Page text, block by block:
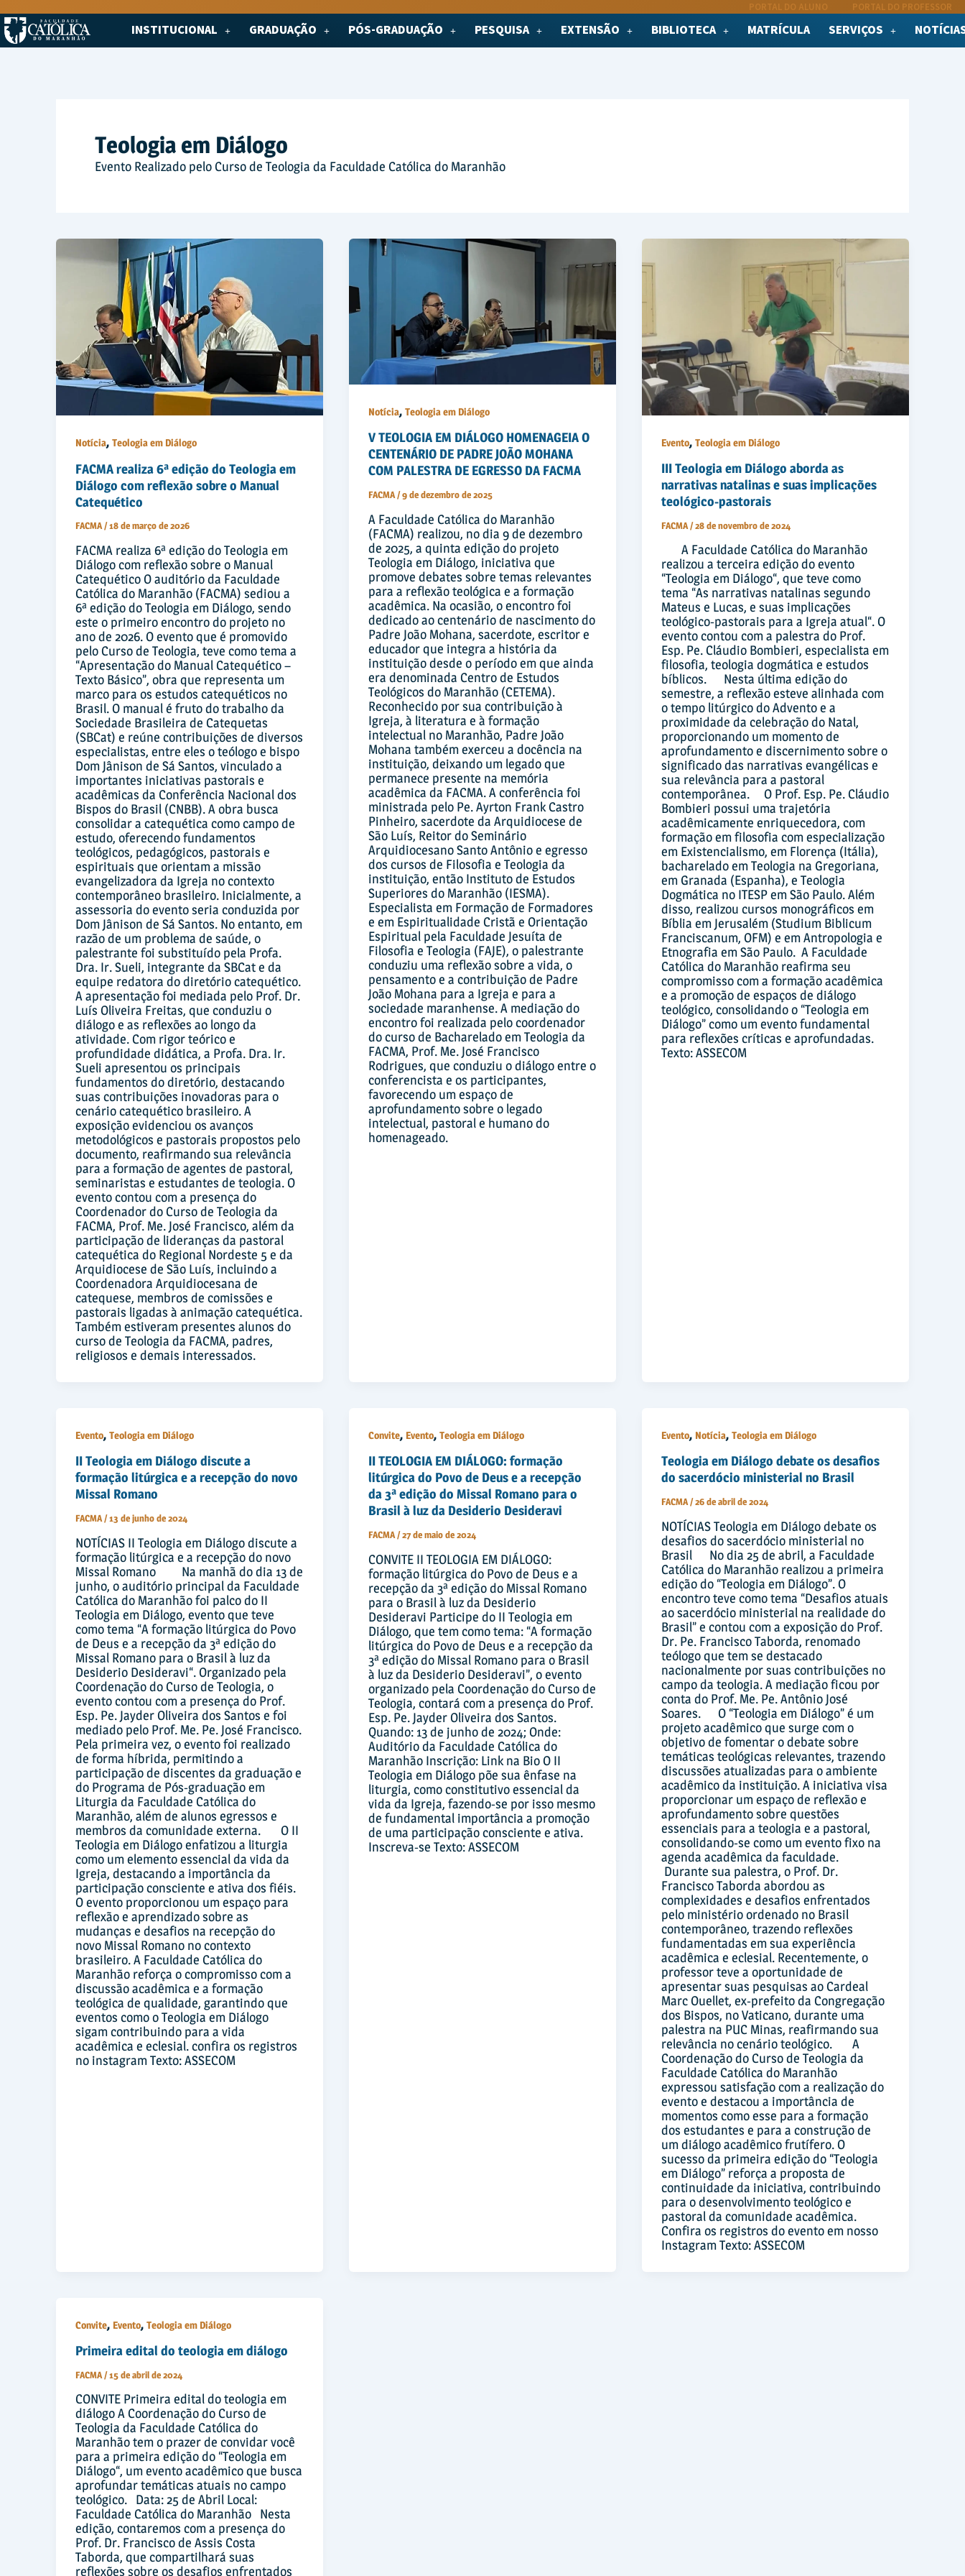
para
o
conteúdo
PORTAL DO ALUNO PORTAL DO PROFESSOR
INSTITUCIONAL GRADUAÇÃO PÓS-GRADUAÇÃO PESQUISA EXTENSÃO BIBLIOTECA MATRÍCULA SERVIÇOS
Teologia em Diálogo
Evento Realizado pelo Curso de Teologia da Faculdade Católica do Maranhão
Notícia, Teologia em Diálogo
FACMA realiza 6ª edição do Teologia em
Diálogo com reflexão sobre o Manual
Catequético
FACMA/18 de março de 2026
FACMA realiza 6ª edição do Teologia em
Diálogo com reflexão sobre o Manual
Catequético O auditório da Faculdade
Católica do Maranhão (FACMA) sediou a
6ª edição do Teologia em Diálogo, sendo
este o primeiro encontro do projeto no
ano de 2026. O evento que é promovido
pelo Curso de Teologia, teve como tema a
“Apresentação do Manual Catequético –
Texto Básico”, obra que representa um
marco para os estudos catequéticos no
Brasil. O manual é fruto do trabalho da
Sociedade Brasileira de Catequetas
(SBCat) e reúne contribuições de diversos
especialistas, entre eles o teólogo e bispo
Dom Jânison de Sá Santos, vinculado a
importantes iniciativas pastorais e
acadêmicas da Conferência Nacional dos
Bispos do Brasil (CNBB). A obra busca
consolidar a catequética como campo de
estudo, oferecendo fundamentos
teológicos, pedagógicos, pastorais e
espirituais que orientam a missão
evangelizadora da Igreja no contexto
contemporâneo brasileiro. Inicialmente, a
assessoria do evento seria conduzida por
Dom Jânison de Sá Santos. No entanto, em
razão de um problema de saúde, o
palestrante foi substituído pela Profa.
Dra. Ir. Sueli, integrante da SBCat e da
equipe redatora do diretório catequético.
A apresentação foi mediada pelo Prof. Dr.
Luís Oliveira Freitas, que conduziu o
diálogo e as reflexões ao longo da
atividade. Com rigor teórico e
profundidade didática, a Profa. Dra. Ir.
Sueli apresentou os principais
fundamentos do diretório, destacando
suas contribuições inovadoras para o
cenário catequético brasileiro. A
exposição evidenciou os avanços
metodológicos e pastorais propostos pelo
documento, reafirmando sua relevância
para a formação de agentes de pastoral,
seminaristas e estudantes de teologia. O
evento contou com a presença do
Coordenador do Curso de Teologia da
FACMA, Prof. Me. José Francisco, além da
participação de lideranças da pastoral
catequética do Regional Nordeste 5 e da
Arquidiocese de São Luís, incluindo a
Coordenadora Arquidiocesana de
catequese, membros de comissões e
pastorais ligadas à animação catequética.
Também estiveram presentes alunos do
curso de Teologia da FACMA, padres,
religiosos e demais interessados.
Notícia, Teologia em Diálogo
V TEOLOGIA EM DIÁLOGO HOMENAGEIA O
CENTENÁRIO DE PADRE JOÃO MOHANA
COM PALESTRA DE EGRESSO DA FACMA
FACMA/9 de dezembro de 2025
A Faculdade Católica do Maranhão
(FACMA) realizou, no dia 9 de dezembro
de 2025, a quinta edição do projeto
Teologia em Diálogo, iniciativa que
promove debates sobre temas relevantes
para a reflexão teológica e a formação
acadêmica. Na ocasião, o encontro foi
dedicado ao centenário de nascimento do
Padre João Mohana, sacerdote, escritor e
educador que integra a história da
instituição desde o período em que ainda
era denominada Centro de Estudos
Teológicos do Maranhão (CETEMA).
Reconhecido por sua contribuição à
Igreja, à literatura e à formação
intelectual no Maranhão, Padre João
Mohana também exerceu a docência na
instituição, deixando um legado que
permanece presente na memória
acadêmica da FACMA. A conferência foi
ministrada pelo Pe. Ayrton Frank Castro
Pinheiro, sacerdote da Arquidiocese de
São Luís, Reitor do Seminário
Arquidiocesano Santo Antônio e egresso
dos cursos de Filosofia e Teologia da
instituição, então Instituto de Estudos
Superiores do Maranhão (IESMA).
Especialista em Formação de Formadores
e em Espiritualidade Cristã e Orientação
Espiritual pela Faculdade Jesuíta de
Filosofia e Teologia (FAJE), o palestrante
conduziu uma reflexão sobre a vida, o
pensamento e a contribuição de Padre
João Mohana para a Igreja e para a
sociedade maranhense. A mediação do
encontro foi realizada pelo coordenador
do curso de Bacharelado em Teologia da
FACMA, Prof. Me. José Francisco
Rodrigues, que conduziu o diálogo entre o
conferencista e os participantes,
favorecendo um espaço de
aprofundamento sobre o legado
intelectual, pastoral e humano do
homenageado.
Evento, Teologia em Diálogo
III Teologia em Diálogo aborda as
narrativas natalinas e suas implicações
teológico-pastorais
FACMA/28 de novembro de 2024
A Faculdade Católica do Maranhão
realizou a terceira edição do evento
“Teologia em Diálogo“, que teve como
tema “As narrativas natalinas segundo
Mateus e Lucas, e suas implicações
teológico-pastorais para a Igreja atual“. O
evento contou com a palestra do Prof.
Esp. Pe. Cláudio Bombieri, especialista em
filosofia, teologia dogmática e estudos
bíblicos. Nesta última edição do
semestre, a reflexão esteve alinhada com
o tempo litúrgico do Advento e a
proximidade da celebração do Natal,
proporcionando um momento de
aprofundamento e discernimento sobre o
significado das narrativas evangélicas e
sua relevância para a pastoral
contemporânea. O Prof. Esp. Pe. Cláudio
Bombieri possui uma trajetória
acadêmicamente enriquecedora, com
formação em filosofia com especialização
em Existencialismo, em Florença (Itália),
bacharelado em Teologia na Gregoriana,
em Granada (Espanha), e Teologia
Dogmática no ITESP em São Paulo. Além
disso, realizou cursos monográficos em
Bíblia em Jerusalém (Studium Biblicum
Franciscanum, OFM) e em Antropologia e
Etnografia em São Paulo. A Faculdade
Católica do Maranhão reafirma seu
compromisso com a formação acadêmica
e a promoção de espaços de diálogo
teológico, consolidando o “Teologia em
Diálogo” como um evento fundamental
para reflexões críticas e aprofundadas.
Texto: ASSECOM
Evento, Teologia em Diálogo
II Teologia em Diálogo discute a
formação litúrgica e a recepção do novo
Missal Romano
FACMA/13 de junho de 2024
NOTÍCIAS II Teologia em Diálogo discute a
formação litúrgica e a recepção do novo
Missal Romano Na manhã do dia 13 de
junho, o auditório principal da Faculdade
Católica do Maranhão foi palco do II
Teologia em Diálogo, evento que teve
como tema “A formação litúrgica do Povo
de Deus e a recepção da 3ª edição do
Missal Romano para o Brasil à luz da
Desiderio Desideravi“. Organizado pela
Coordenação do Curso de Teologia, o
evento contou com a presença do Prof.
Esp. Pe. Jayder Oliveira dos Santos e foi
mediado pelo Prof. Me. Pe. José Francisco.
Pela primeira vez, o evento foi realizado
de forma híbrida, permitindo a
participação de discentes da graduação e
do Programa de Pós-graduação em
Liturgia da Faculdade Católica do
Maranhão, além de alunos egressos e
membros da comunidade externa. O II
Teologia em Diálogo enfatizou a liturgia
como um elemento essencial da vida da
Igreja, destacando a importância da
participação consciente e ativa dos fiéis.
O evento proporcionou um espaço para
reflexão e aprendizado sobre as
mudanças e desafios na recepção do
novo Missal Romano no contexto
brasileiro. A Faculdade Católica do
Maranhão reforça o compromisso com a
discussão acadêmica e a formação
teológica de qualidade, garantindo que
eventos como o Teologia em Diálogo
sigam contribuindo para a vida
acadêmica e eclesial. confira os registros
no instagram Texto: ASSECOM
Convite, Evento, Teologia em Diálogo
II TEOLOGIA EM DIÁLOGO: formação
litúrgica do Povo de Deus e a recepção
da 3ª edição do Missal Romano para o
Brasil à luz da Desiderio Desideravi
FACMA/27 de maio de 2024
CONVITE II TEOLOGIA EM DIÁLOGO:
formação litúrgica do Povo de Deus e a
recepção da 3ª edição do Missal Romano
para o Brasil à luz da Desiderio
Desideravi Participe do II Teologia em
Diálogo, que tem como tema: “A formação
litúrgica do Povo de Deus e a recepção da
3ª edição do Missal Romano para o Brasil
à luz da Desiderio Desideravi”, o evento
organizado pela Coordenação do Curso de
Teologia, contará com a presença do Prof.
Esp. Pe. Jayder Oliveira dos Santos.
Quando: 13 de junho de 2024; Onde:
Auditório da Faculdade Católica do
Maranhão Inscrição: Link na Bio O II
Teologia em Diálogo põe sua ênfase na
liturgia, como constitutivo essencial da
vida da Igreja, fazendo-se por isso mesmo
de fundamental importância a promoção
de uma participação consciente e ativa.
Inscreva-se Texto: ASSECOM
Evento, Notícia, Teologia em Diálogo
Teologia em Diálogo debate os desafios
do sacerdócio ministerial no Brasil
FACMA/26 de abril de 2024
NOTÍCIAS Teologia em Diálogo debate os
desafios do sacerdócio ministerial no
Brasil No dia 25 de abril, a Faculdade
Católica do Maranhão realizou a primeira
edição do “Teologia em Diálogo”. O
encontro teve como tema “Desafios atuais
ao sacerdócio ministerial na realidade do
Brasil” e contou com a exposição do Prof.
Dr. Pe. Francisco Taborda, renomado
teólogo que tem se destacado
nacionalmente por suas contribuições no
campo da teologia. A mediação ficou por
conta do Prof. Me. Pe. Antônio José
Soares. O “Teologia em Diálogo” é um
projeto acadêmico que surge com o
objetivo de fomentar o debate sobre
temáticas teológicas relevantes, trazendo
discussões atualizadas para o ambiente
acadêmico da instituição. A iniciativa visa
proporcionar um espaço de reflexão e
aprofundamento sobre questões
essenciais para a teologia e a pastoral,
consolidando-se como um evento fixo na
agenda acadêmica da faculdade.
Durante sua palestra, o Prof. Dr.
Francisco Taborda abordou as
complexidades e desafios enfrentados
pelo ministério ordenado no Brasil
contemporâneo, trazendo reflexões
fundamentadas em sua experiência
acadêmica e eclesial. Recentemente, o
professor teve a oportunidade de
apresentar suas pesquisas ao Cardeal
Marc Ouellet, ex-prefeito da Congregação
dos Bispos, no Vaticano, durante uma
palestra na PUC Minas, reafirmando sua
relevância no cenário teológico. A
Coordenação do Curso de Teologia da
Faculdade Católica do Maranhão
expressou satisfação com a realização do
evento e destacou a importância de
momentos como esse para a formação
dos estudantes e para a construção de
um diálogo acadêmico frutífero. O
sucesso da primeira edição do “Teologia
em Diálogo” reforça a proposta de
continuidade da iniciativa, contribuindo
para o desenvolvimento teológico e
pastoral da comunidade acadêmica.
Confira os registros do evento em nosso
Instagram Texto: ASSECOM
Convite, Evento, Teologia em Diálogo
Primeira edital do teologia em diálogo
FACMA/15 de abril de 2024
CONVITE Primeira edital do teologia em
diálogo A Coordenação do Curso de
Teologia da Faculdade Católica do
Maranhão tem o prazer de convidar você
para a primeira edição do “Teologia em
Diálogo“, um evento acadêmico que busca
aprofundar temáticas atuais no campo
teológico. Data: 25 de Abril Local:
Faculdade Católica do Maranhão Nesta
edição, contaremos com a presença do
Prof. Dr. Francisco de Assis Costa
Taborda, que compartilhará suas
reflexões sobre os desafios enfrentados